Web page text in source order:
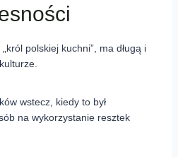
polskiej kuchni”, ma długą i
wstecz, kiedy to był
na wykorzystanie resztek